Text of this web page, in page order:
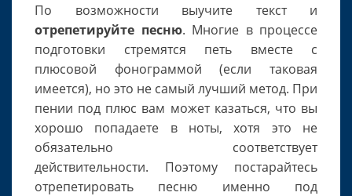
По возможности выучите текст и
отрепетируйте песню. Многие в процессе
подготовки стремятся петь вместе с
плюсовой фонограммой (если таковая
имеется), но это не самый лучший метод. При
пении под плюс вам может казаться, что вы
хорошо попадаете в ноты, хотя это не
обязательно соответствует
действительности. Поэтому постарайтесь
отрепетировать песню именно под